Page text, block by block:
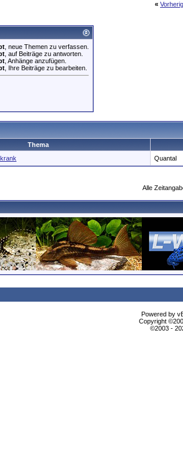
«
, neue Themen zu verfassen.
, auf Beiträge zu antworten.
, Anhänge anzufügen.
, Ihre Beiträge zu bearbeiten.
Thema
Quantal
Alle
Powered by
Copyright
©2003 -